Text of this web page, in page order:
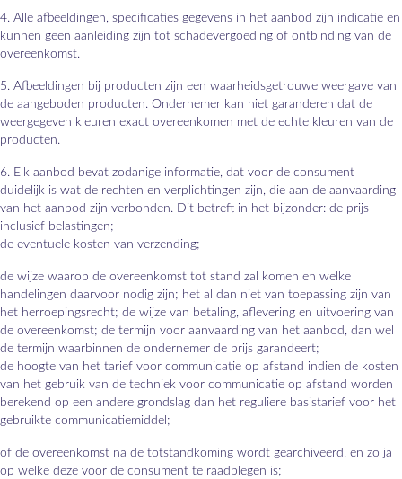
4. Alle afbeeldingen, specificaties gegevens in het aanbod zijn indicatie en
kunnen geen aanleiding zijn tot schadevergoeding of ontbinding van de
overeenkomst.
5. Afbeeldingen bij producten zijn een waarheidsgetrouwe weergave van
de aangeboden producten. Ondernemer kan niet garanderen dat de
weergegeven kleuren exact overeenkomen met de echte kleuren van de
producten.
6. Elk aanbod bevat zodanige informatie, dat voor de consument
duidelijk is wat de rechten en verplichtingen zijn, die aan de aanvaarding
van het aanbod zijn verbonden. Dit betreft in het bijzonder: de prijs
inclusief belastingen;
de eventuele kosten van verzending;
de wijze waarop de overeenkomst tot stand zal komen en welke
handelingen daarvoor nodig zijn; het al dan niet van toepassing zijn van
het herroepingsrecht; de wijze van betaling, aflevering en uitvoering van
de overeenkomst; de termijn voor aanvaarding van het aanbod, dan wel
de termijn waarbinnen de ondernemer de prijs garandeert;
de hoogte van het tarief voor communicatie op afstand indien de kosten
van het gebruik van de techniek voor communicatie op afstand worden
berekend op een andere grondslag dan het reguliere basistarief voor het
gebruikte communicatiemiddel;
of de overeenkomst na de totstandkoming wordt gearchiveerd, en zo ja
op welke deze voor de consument te raadplegen is;